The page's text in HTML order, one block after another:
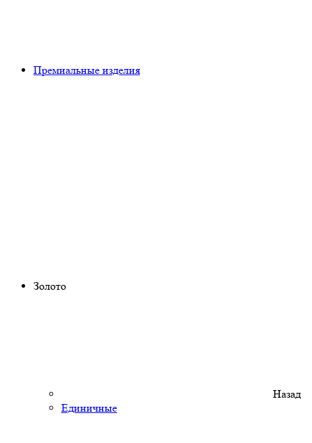
Премиальные изделия
Золото
Назад
Единичные